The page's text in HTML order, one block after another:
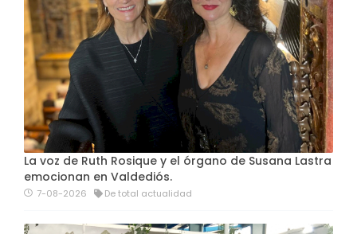
La voz de Ruth Rosique y el órgano de Susana Lastra
emocionan en Valdediós.
7-08-2026 De total actualidad